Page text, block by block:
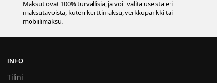
Maksut ovat 100% turvallisia, ja voit valita useista eri
maksutavoista, kuten korttimaksu, verkkopankki tai
mobiilimaksu.
INFO
Tilini